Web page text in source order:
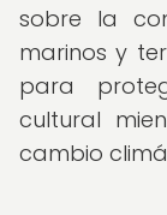
sobre la
marinos y
para
cultural
cambio